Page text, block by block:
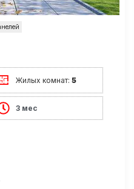
Жилых комнат:5
3 мес